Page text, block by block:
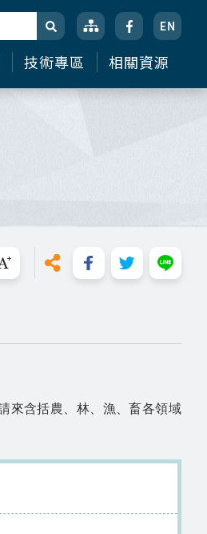
站台檢索
技術專區 相關資源
來含括農、林、漁、畜各領域